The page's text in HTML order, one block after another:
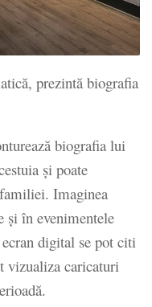
prezintă biografia
biografia lui
și poate
Imaginea
și în evenimentele
digital se pot citi
vizualiza caricaturi